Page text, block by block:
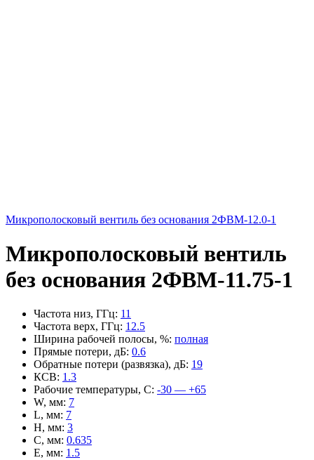
Микрополосковый вентиль без основания 2ФВМ-12.0-1
Микрополосковый вентиль
без основания 2ФВМ-11.75-1
Частота низ, ГГц: 11
Частота верх, ГГц: 12.5
Ширина рабочей полосы, %: полная
Прямые потери, дБ: 0.6
Обратные потери (развязка), дБ: 19
КСВ: 1.3
Рабочие температуры, С: -30 — +65
W, мм: 7
L, мм: 7
H, мм: 3
C, мм: 0.635
E, мм: 1.5